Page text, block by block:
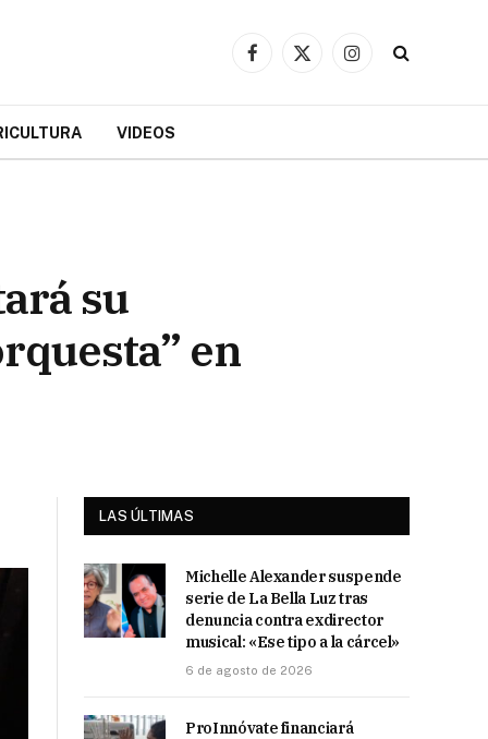
Facebook
X
Instagram
VIDEOS
su
en
LAS ÚLTIMAS
Michelle Alexander suspende
serie de La Bella Luz tras
denuncia contra exdirector
musical: «Ese tipo a la cárcel»
6 de agosto de 2026
ProInnóvate financiará